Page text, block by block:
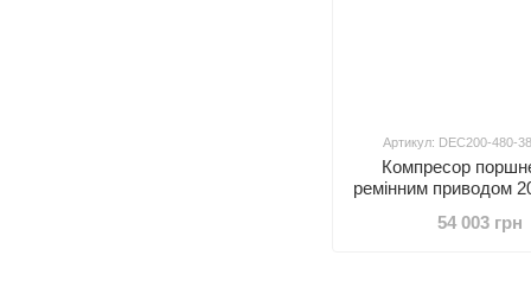
Артикул: DEC200-480-
Компресор
ремінним приводом
54 003 грн